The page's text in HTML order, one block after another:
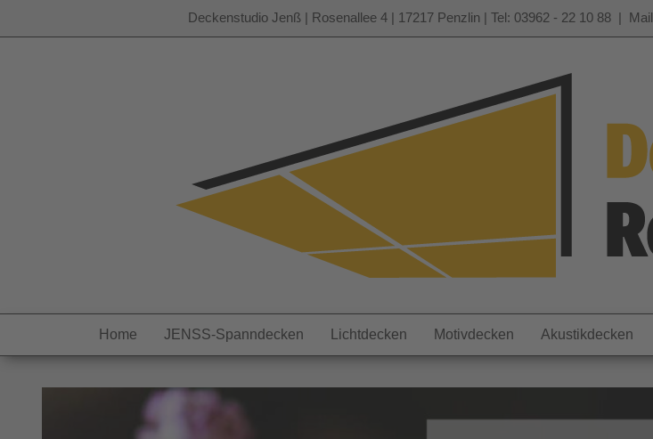
Deckenstudio Jenß | Rosenallee 4 | 17217 Penzlin | Tel: 03962 - 22 10 88 | Mail
Home JENSS-Spanndecken Lichtdecken Motivdecken Akustikdecken